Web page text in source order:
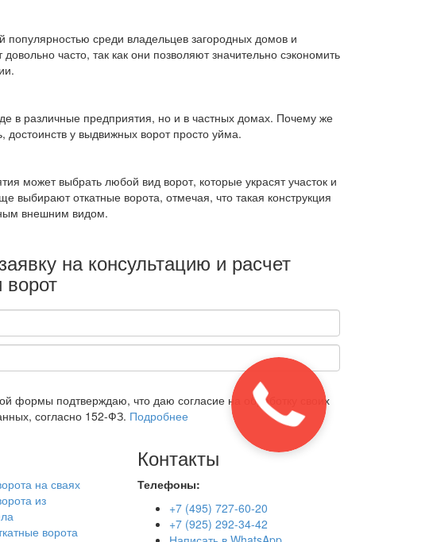
среди владельцев загородных домов и
часто, так как они позволяют значительно сэкономить
в различные предприятия, но и в частных домах. Почему же
у выдвижных ворот просто уйма.
может выбрать любой вид ворот, которые украсят участок и
выбирают откатные ворота, отмечая, что такая конструкция
внешним видом.
на консультацию и расчет
ворот
формы подтверждаю, что даю согласие на обработку своих
согласно 152-ФЗ. Подробнее
на сваях
из
ворота
Контакты
Телефоны:
+7 (495) 727-60-20
+7 (925) 292-34-42